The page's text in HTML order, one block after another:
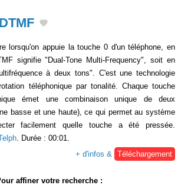
lorsqu'on appuie la touche 0 d'un téléphone, en
signifie "Dual-Tone Multi-Frequency", soit en
à deux tons". C'est une technologie
téléphonique par tonalité. Chaque touche
émet une combinaison unique de deux
basse et une haute), ce qui permet au système
facilement quelle touche a été pressée.
. Durée : 00:01.
+ d'infos &
Téléchargement
affiner votre recherche :